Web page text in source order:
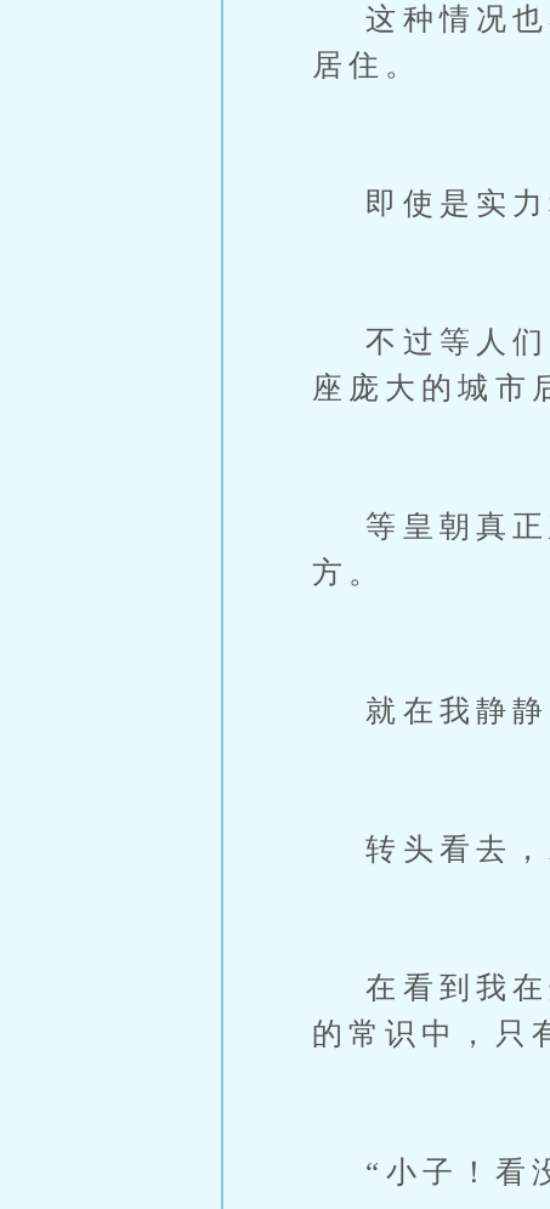
这种情况也
居住。
即使是实力
不过等人们
座庞大的城市
等皇朝真正
方。
就在我静静
转头看去，
在看到我在
的常识中，只
“小子！看